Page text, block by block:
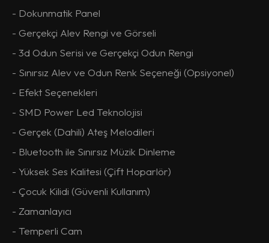
- Dokunmatik Panel
- Gerçekçi Alev Rengi ve Görseli
- 3d Odun Serisi ve Gerçekçi Odun Rengi
- Sınırsız Alev ve Odun Renk Seçeneği (Opsiyonel)
- Efekt Seçenekleri
- SMD Power Led Teknolojisi
- Gerçek (Dahili) Ateş Melodileri
- Bluetooth ile Sınırsız Müzik Dinleme
- Yüksek Ses Kalitesi (Çift Hoparlör)
- Çocuk Kilidi (Güvenli Kullanım)
- Zamanlayıcı
- Temperli Cam